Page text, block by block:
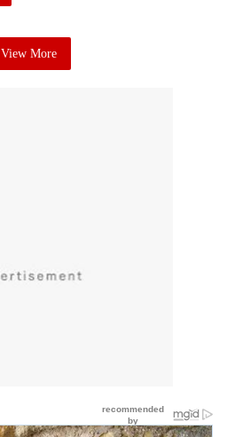
View More